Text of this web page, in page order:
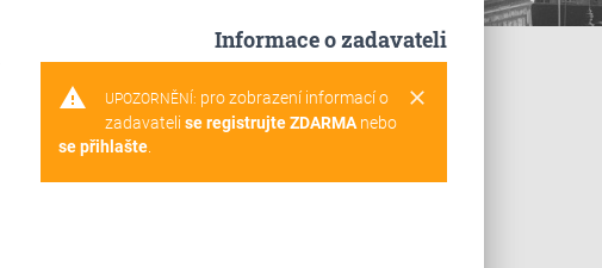
Informace o zadavateli
warning clear
UPOZORNĚNÍ: pro zobrazení informací o
zadavateli se registrujte ZDARMAnebo
se přihlašte.